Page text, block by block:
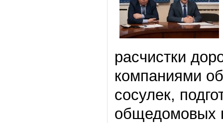
расчистки
компаниями
сосулек,
общедомовых